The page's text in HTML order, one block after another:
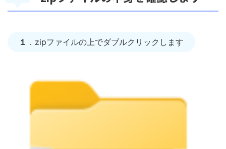
１ ．zipファイルの上でダブルクリックします